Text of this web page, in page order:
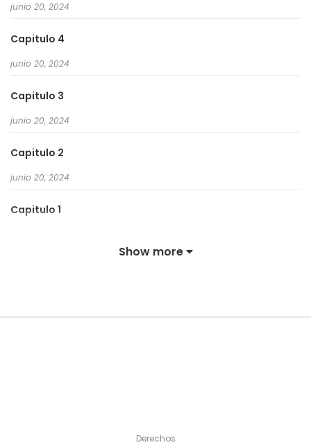
junio 20, 2024
Capitulo 4
junio 20, 2024
Capitulo 3
junio 20, 2024
Capitulo 2
junio 20, 2024
Capitulo 1
Show more
Derechos